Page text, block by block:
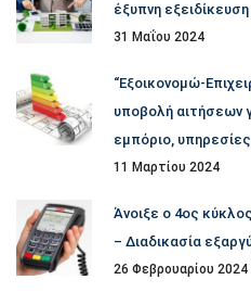
έξυπνη εξειδίκευση
31 Μαΐου 2024
“Εξοικονομώ-
υποβολή αιτήσεων
εμπόριο,
11 Μαρτίου 2024
Άνοιξε ο 4ος
– Διαδικασία
26 Φεβρουαρίου 2024